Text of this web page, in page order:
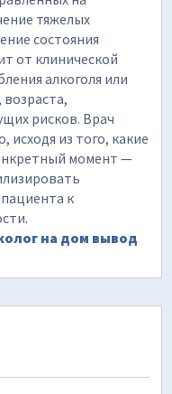
тяжелых
состояния
от клинической
алкоголя или
рисков. Врач
исходя из того, какие
момент —
к
на дом вывод